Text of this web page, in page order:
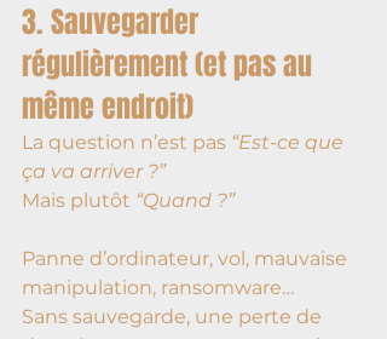
3. Sauvegarder
régulièrement (et pas au
même endroit)
La question n’est pas “Est-ce que
ça va arriver ?”
Mais plutôt “Quand ?”
Panne d’ordinateur, vol, mauvaise
manipulation, ransomware…
Sans sauvegarde, une perte de